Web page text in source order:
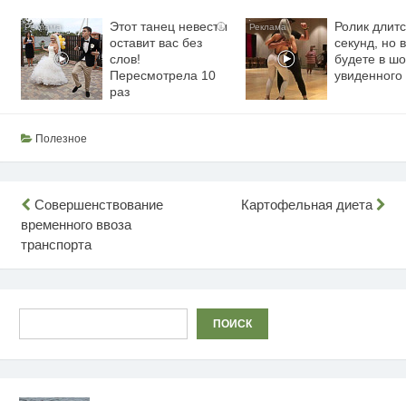
i
Этот танец невесты
оставит вас без
слов!
Пересмотрела 10
раз
Ролик
секунд, но
будете в
увиденного
Полезное
Навигация
по
записям
Совершенствование
временного ввоза
транспорта
Картофельная диета
ПОИСК